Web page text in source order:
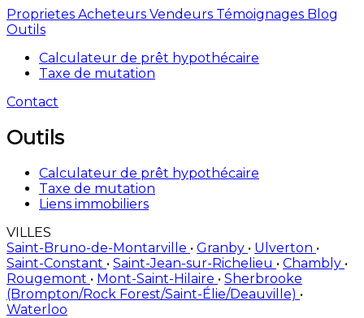
Proprietes Acheteurs Vendeurs Témoignages Blog
Outils
Calculateur de prêt hypothécaire
Taxe de mutation
Contact
Outils
Calculateur de prêt hypothécaire
Taxe de mutation
Liens immobiliers
VILLES
Saint-Bruno-de-Montarville • Granby • Ulverton •
Saint-Constant • Saint-Jean-sur-Richelieu • Chambly •
Rougemont • Mont-Saint-Hilaire • Sherbrooke
(Brompton/Rock Forest/Saint-Élie/Deauville) •
Waterloo